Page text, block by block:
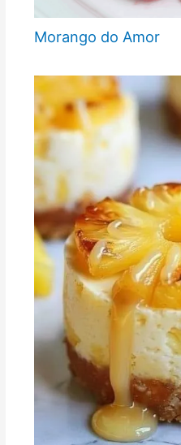
Morango do Amor